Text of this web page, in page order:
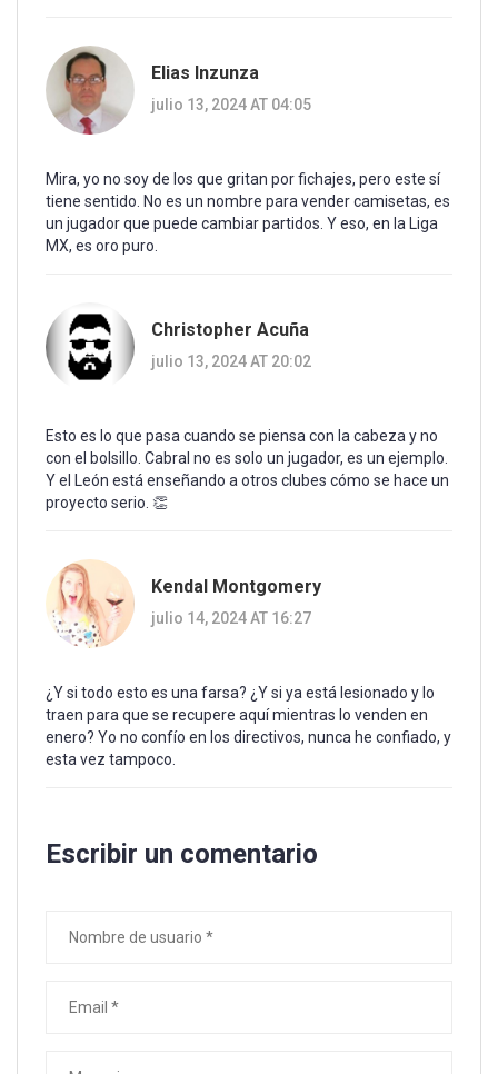
Elias Inzunza
julio 13, 2024 AT 04:05
Mira, yo no soy de los que gritan por fichajes, pero este sí
tiene sentido. No es un nombre para vender camisetas, es
un jugador que puede cambiar partidos. Y eso, en la Liga
MX, es oro puro.
Christopher Acuña
julio 13, 2024 AT 20:02
Esto es lo que pasa cuando se piensa con la cabeza y no
con el bolsillo. Cabral no es solo un jugador, es un ejemplo.
Y el León está enseñando a otros clubes cómo se hace un
proyecto serio. 👏
Kendal Montgomery
julio 14, 2024 AT 16:27
¿Y si todo esto es una farsa? ¿Y si ya está lesionado y lo
traen para que se recupere aquí mientras lo venden en
enero? Yo no confío en los directivos, nunca he confiado, y
esta vez tampoco.
Escribir un comentario